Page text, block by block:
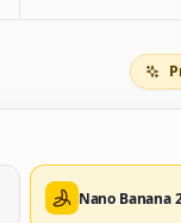
Nano Banana